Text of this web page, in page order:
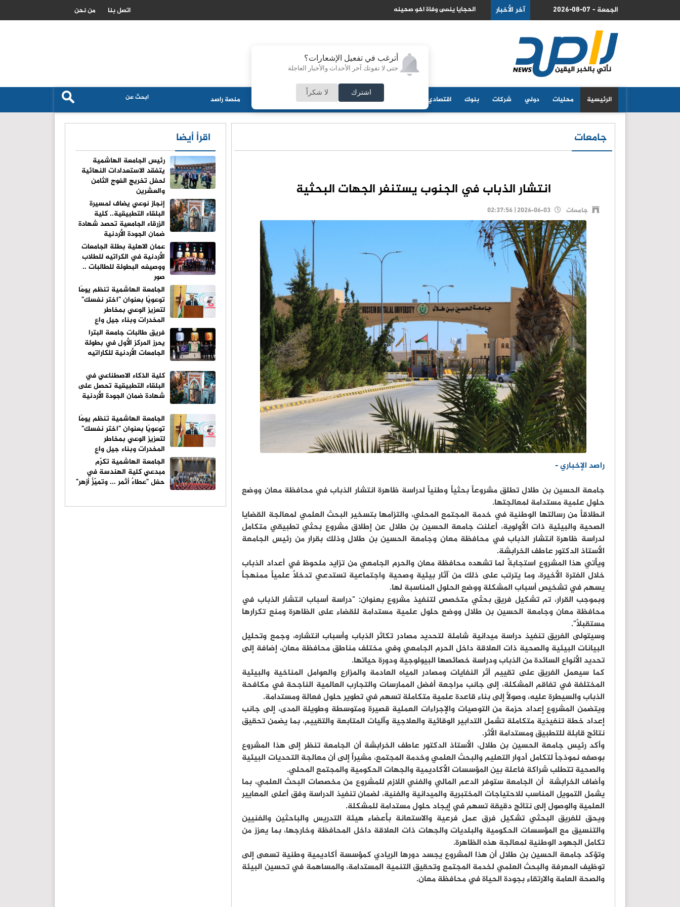
أترغب في تفعيل الإشعارات؟
حتى لا تفوتك آخر الأحداث والأخبار العاجلة
اشترك لا شكراً
2026-08-07 - الجمعة آخر الأخبار بضغط من اسهم شركات الذكاء الاصطناعي الحجايا ينعى وفاة اخو صحينه تصعيد عسكري اسرائيلي في جنوب لبنان واستهداف لجرافة الجيش
من نحن اتصل بنا
الرئيسية محليات دولي شركات بنوك اقتصادي منوعات ثقافة مجلس الأمة منصة راصد
جامعات
انتشار الذباب في الجنوب يستنفر الجهات البحثية
جامعات
راصد الإخباري -
جامعة الحسين بن طلال تطلق مشروعاً بحثياً وطنياً لدراسة ظاهرة انتشار الذباب في محافظة معان ووضع
حلول علمية مستدامة لمعالجتها.
انطلاقاً من رسالتها الوطنية في خدمة المجتمع المحلي، والتزامها بتسخير البحث العلمي لمعالجة القضايا
الصحية والبيئية ذات الأولوية، أعلنت جامعة الحسين بن طلال عن إطلاق مشروع بحثي تطبيقي متكامل
لدراسة ظاهرة انتشار الذباب في محافظة معان وجامعة الحسين بن طلال وذلك بقرار من رئيس الجامعة
الأستاذ الدكتور عاطف الخرابشة.
ويأتي هذا المشروع استجابةً لما تشهده محافظة معان والحرم الجامعي من تزايد ملحوظ في أعداد الذباب
خلال الفترة الأخيرة، وما يترتب على ذلك من آثار بيئية وصحية واجتماعية تستدعي تدخلاً علمياً ممنهجاً
يسهم في تشخيص أسباب المشكلة ووضع الحلول المناسبة لها.
وبموجب القرار، تم تشكيل فريق بحثي متخصص لتنفيذ مشروع بعنوان: "دراسة أسباب انتشار الذباب في
محافظة معان وجامعة الحسين بن طلال ووضع حلول علمية مستدامة للقضاء على الظاهرة ومنع تكرارها
مستقبلاً".
وسيتولى الفريق تنفيذ دراسة ميدانية شاملة لتحديد مصادر تكاثر الذباب وأسباب انتشاره، وجمع وتحليل
البيانات البيئية والصحية ذات العلاقة داخل الحرم الجامعي وفي مختلف مناطق محافظة معان، إضافة إلى
تحديد الأنواع السائدة من الذباب ودراسة خصائصها البيولوجية ودورة حياتها.
كما سيعمل الفريق على تقييم أثر النفايات ومصادر المياه العادمة والمزارع والعوامل المناخية والبيئية
المختلفة في تفاقم المشكلة، إلى جانب مراجعة أفضل الممارسات والتجارب العالمية الناجحة في مكافحة
الذباب والسيطرة عليه، وصولاً إلى بناء قاعدة علمية متكاملة تسهم في تطوير حلول فعالة ومستدامة.
ويتضمن المشروع إعداد حزمة من التوصيات والإجراءات العملية قصيرة ومتوسطة وطويلة المدى، إلى جانب
إعداد خطة تنفيذية متكاملة تشمل التدابير الوقائية والعلاجية وآليات المتابعة والتقييم، بما يضمن تحقيق
نتائج قابلة للتطبيق ومستدامة الأثر.
وأكد رئيس جامعة الحسين بن طلال، الأستاذ الدكتور عاطف الخرابشة أن الجامعة تنظر إلى هذا المشروع
بوصفه نموذجاً لتكامل أدوار التعليم والبحث العلمي وخدمة المجتمع، مشيراً إلى أن معالجة التحديات البيئية
والصحية تتطلب شراكة فاعلة بين المؤسسات الأكاديمية والجهات الحكومية والمجتمع المحلي.
وأضاف الخرابشة أن الجامعة ستوفر الدعم المالي والفني اللازم للمشروع من مخصصات البحث العلمي، بما
يشمل التمويل المناسب للاحتياجات المختبرية والميدانية والفنية، لضمان تنفيذ الدراسة وفق أعلى المعايير
العلمية والوصول إلى نتائج دقيقة تسهم في إيجاد حلول مستدامة للمشكلة.
ويحق للفريق البحثي تشكيل فرق عمل فرعية والاستعانة بأعضاء هيئة التدريس والباحثين والفنيين
والتنسيق مع المؤسسات الحكومية والبلديات والجهات ذات العلاقة داخل المحافظة وخارجها، بما يعزز من
تكامل الجهود الوطنية لمعالجة هذه الظاهرة.
وتؤكد جامعة الحسين بن طلال أن هذا المشروع يجسد دورها الريادي كمؤسسة أكاديمية وطنية تسعى إلى
توظيف المعرفة والبحث العلمي لخدمة المجتمع وتحقيق التنمية المستدامة، والمساهمة في تحسين البيئة
والصحة العامة والارتقاء بجودة الحياة في محافظة معان.
اقرأ أيضا
رئيس الجامعة الهاشمية
يتفقد الاستعدادات النهائية
لحفل تخريج الفوج الثامن
والعشرين
إنجاز نوعي يضاف لمسيرة
البلقاء التطبيقية.. كلية
الزرقاء الجامعية تحصد شهادة
ضمان الجودة الأردنية
عمان الاهلية بطلة الجامعات
الأردنية في الكراتيه للطلاب
ووصيفه البطولة للطالبات ..
صور
الجامعة الهاشمية تُنظم يومًا
توعويًا بعنوان "اختر نفسك"
لتعزيز الوعي بمخاطر
المخدرات وبناء جيل واعٍ
فريق طالبات جامعة البترا
يحرز المركز الأول في بطولة
الجامعات الأردنية للكاراتيه
كلية الذكاء الاصطناعي في
البلقاء التطبيقية تحصل على
شهادة ضمان الجودة الأردنية
الجامعة الهاشمية تُنظم يومًا
توعويًا بعنوان "اختر نفسك"
لتعزيز الوعي بمخاطر
المخدرات وبناء جيل واعٍ
الجامعة الهاشمية تكرّم
مبدعي كلية الهندسة في
حفل "عطاءٌ أثمر ... وتميّزٌ أزهر"